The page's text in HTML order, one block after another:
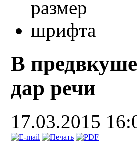
В
дар речи
17.03.2015